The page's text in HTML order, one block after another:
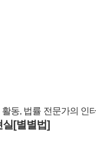
동, 법률 전문가의 인
[별별법]